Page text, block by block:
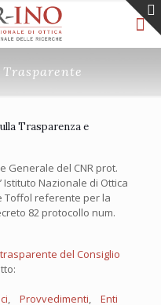
Trasparenza e
Generale del CNR prot.
Istituto Nazionale di Ottica
Toffol referente per la
82 protocollo num.
del Consiglio
, Provvedimenti, Enti